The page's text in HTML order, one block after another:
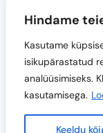
Hindame
Kasutame
isikupärastatud
analüüsimiseks.
kasutamisega.
Keeldu
Projekti
Euroopa Liit.